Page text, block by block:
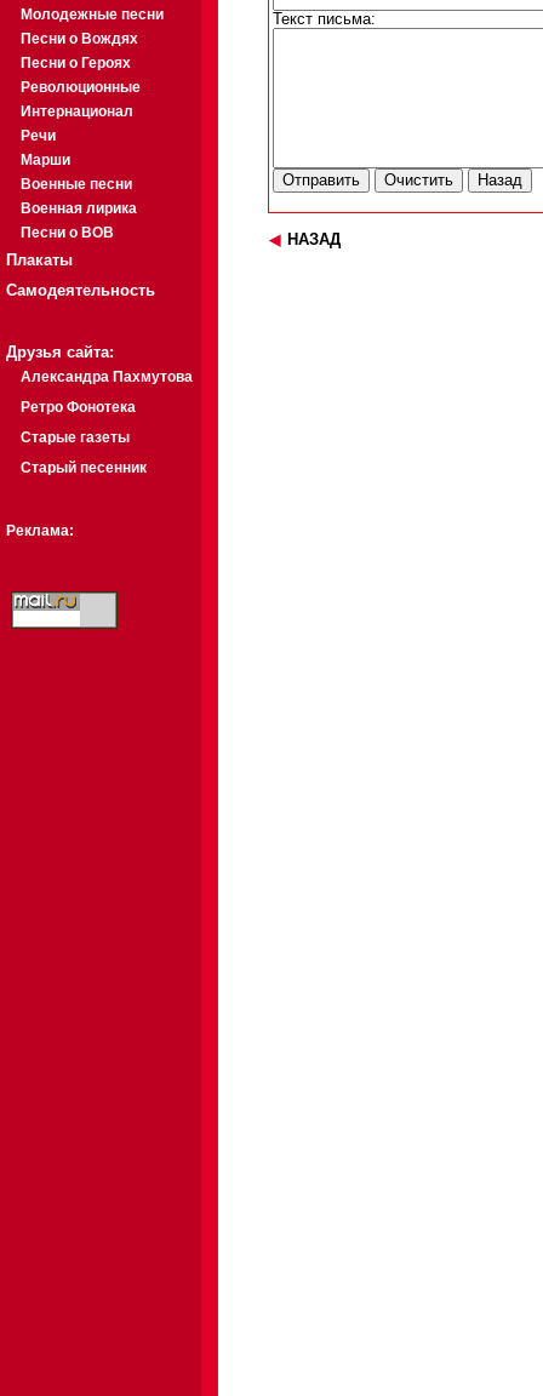
Молодежные песни
Песни о Вождях
Песни о Героях
Революционные
Интернационал
Речи
Марши
Военные песни
Военная лирика
Песни о ВОВ
Плакаты
Самодеятельность
Друзья сайта:
Александра Пахмутова
Ретро Фонотека
Старые газеты
Старый песенник
Реклама:
Текст письма:
НАЗАД